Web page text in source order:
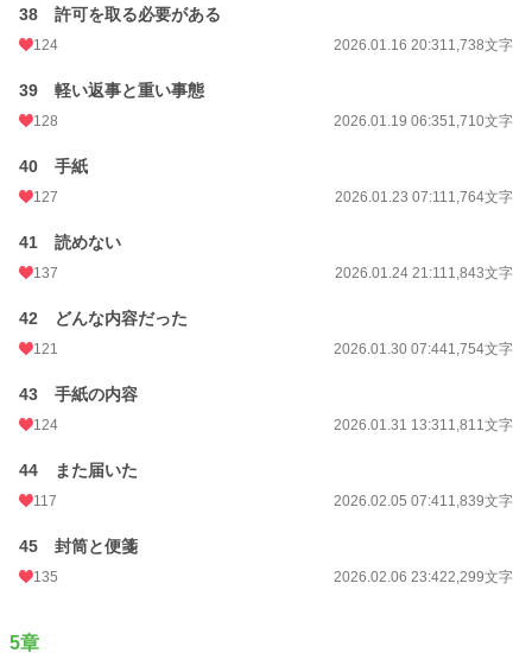
38 許可を取る必要がある
124 2026.01.16 20:311,738文字
39 軽い返事と重い事態
128 2026.01.19 06:351,710文字
40 手紙
127 2026.01.23 07:111,764文字
41 読めない
137 2026.01.24 21:111,843文字
42 どんな内容だった
121 2026.01.30 07:441,754文字
43 手紙の内容
124 2026.01.31 13:311,811文字
44 また届いた
117 2026.02.05 07:411,839文字
45 封筒と便箋
135 2026.02.06 23:422,299文字
5章